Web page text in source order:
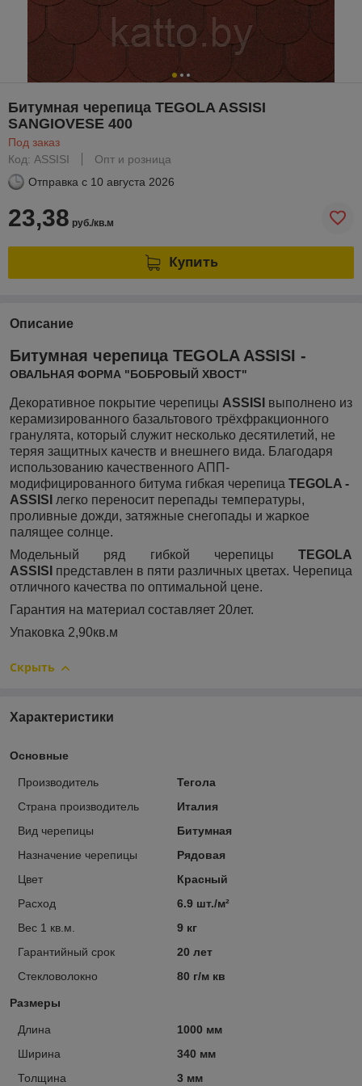
Битумная черепица TEGOLA ASSISI
SANGIOVESE 400
Под заказ
Код: ASSISI
Опт и розница
Отправка с 10 августа 2026
23,38 руб./кв.м
Купить
Описание
Битумная черепица TEGOLA ASSISI -
ОВАЛЬНАЯ ФОРМА "БОБРОВЫЙ ХВОСТ"
Декоративное покрытие черепицы ASSISI выполнено из
керамизированного базальтового трёхфракционного
гранулята, который служит несколько десятилетий, не
теряя защитных качеств и внешнего вида. Благодаря
использованию качественного АПП-
модифицированного битума гибкая черепица TEGOLA -
ASSISI легко переносит перепады температуры,
проливные дожди, затяжные снегопады и жаркое
палящее солнце.
Модельный ряд гибкой черепицы TEGOLA
ASSISI представлен в пяти различных цветах. Черепица
отличного качества по оптимальной цене.
Гарантия на материал составляет 20лет.
Упаковка 2,90кв.м
Скрыть
Характеристики
Основные
Производитель
Тегола
Страна производитель
Италия
Вид черепицы
Битумная
Назначение черепицы
Рядовая
Цвет
Красный
Расход
6.9 шт./м²
Вес 1 кв.м.
9 кг
Гарантийный срок
20 лет
Стекловолокно
80 г/м кв
Размеры
Длина
1000 мм
Ширина
340 мм
Толщина
3 мм